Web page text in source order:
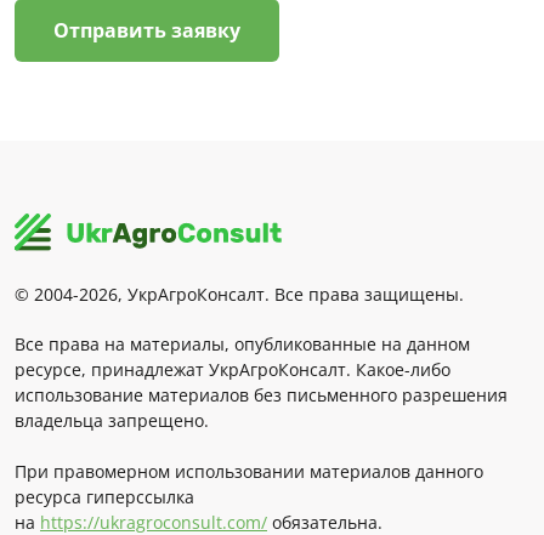
Отправить заявку
© 2004-2026, УкрАгроКонсалт. Все права защищены.
Все права на материалы, опубликованные на данном
ресурсе, принадлежат УкрАгроКонсалт. Какое-либо
использование материалов без письменного разрешения
владельца запрещено.
При правомерном использовании материалов данного
ресурса гиперссылка
на https://ukragroconsult.com/ обязательна.